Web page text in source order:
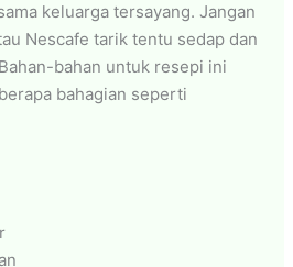
keluarga tersayang. Jangan
Nescafe tarik tentu sedap dan
bahan untuk resepi ini
bahagian seperti